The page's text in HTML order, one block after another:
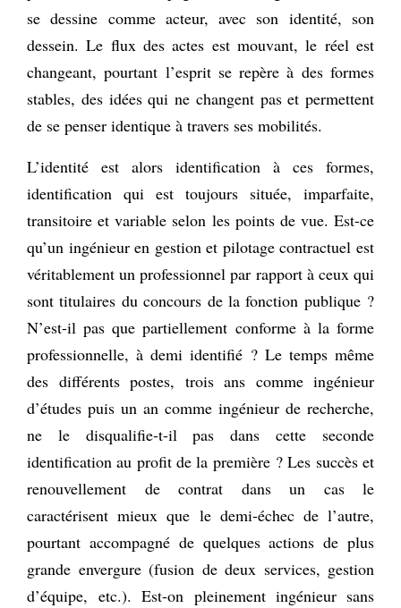
se dessine comme acteur, avec son identité, son
dessein. Le flux des actes est mouvant, le réel est
changeant, pourtant l’esprit se repère à des formes
stables, des idées qui ne changent pas et permettent
de se penser identique à travers ses mobilités.
L’identité est alors identification à ces formes,
identification qui est toujours située, imparfaite,
transitoire et variable selon les points de vue. Est-ce
qu’un ingénieur en gestion et pilotage contractuel est
véritablement un professionnel par rapport à ceux qui
sont titulaires du concours de la fonction publique ?
N’est-il pas que partiellement conforme à la forme
professionnelle, à demi identifié ? Le temps même
des différents postes, trois ans comme ingénieur
d’études puis un an comme ingénieur de recherche,
ne le disqualifie-t-il pas dans cette seconde
identification au profit de la première ? Les succès et
renouvellement de contrat dans un cas le
caractérisent mieux que le demi-échec de l’autre,
pourtant accompagné de quelques actions de plus
grande envergure (fusion de deux services, gestion
d’équipe, etc.). Est-on pleinement ingénieur sans